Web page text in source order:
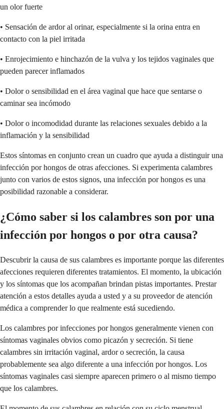
un olor fuerte
• Sensación de ardor al orinar, especialmente si la orina entra en
contacto con la piel irritada
• Enrojecimiento e hinchazón de la vulva y los tejidos vaginales que
pueden parecer inflamados
• Dolor o sensibilidad en el área vaginal que hace que sentarse o
caminar sea incómodo
• Dolor o incomodidad durante las relaciones sexuales debido a la
inflamación y la sensibilidad
Estos síntomas en conjunto crean un cuadro que ayuda a distinguir una
infección por hongos de otras afecciones. Si experimenta calambres
junto con varios de estos signos, una infección por hongos es una
posibilidad razonable a considerar.
¿Cómo saber si los calambres son por una
infección por hongos o por otra causa?
Descubrir la causa de sus calambres es importante porque las diferentes
afecciones requieren diferentes tratamientos. El momento, la ubicación
y los síntomas que los acompañan brindan pistas importantes. Prestar
atención a estos detalles ayuda a usted y a su proveedor de atención
médica a comprender lo que realmente está sucediendo.
Los calambres por infecciones por hongos generalmente vienen con
síntomas vaginales obvios como picazón y secreción. Si tiene
calambres sin irritación vaginal, ardor o secreción, la causa
probablemente sea algo diferente a una infección por hongos. Los
síntomas vaginales casi siempre aparecen primero o al mismo tiempo
que los calambres.